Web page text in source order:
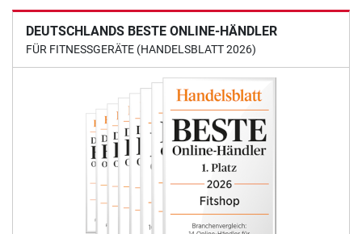
DEUTSCHLANDS BESTE ONLINE-HÄNDLER
FÜR FITNESSGERÄTE (HANDELSBLATT 2026)